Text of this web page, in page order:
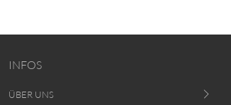
INFOS
ÜBER UNS